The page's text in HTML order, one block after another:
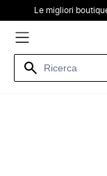
Le migliori